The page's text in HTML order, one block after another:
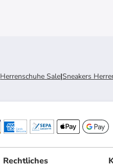
Herrenschuhe Sale|Sneakers
Rechtliches